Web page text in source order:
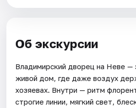
Об экскурсии
Владимирский дворец на Неве —
живой дом, где даже воздух
хозяевах. Внутри — ритм
строгие линии, мягкий свет,